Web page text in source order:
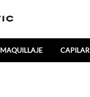
MAQUILLAJE CAPILAR